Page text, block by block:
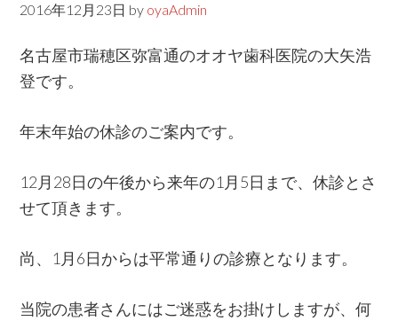
i
t
e
2016年12月23日 by oyaAdmin
名古屋市瑞穂区弥富通のオオヤ歯科医院の大矢浩
登です。
年末年始の休診のご案内です。
12月28日の午後から来年の1月5日まで、休診とさ
せて頂きます。
尚、1月6日からは平常通りの診療となります。
当院の患者さんにはご迷惑をお掛けしますが、何